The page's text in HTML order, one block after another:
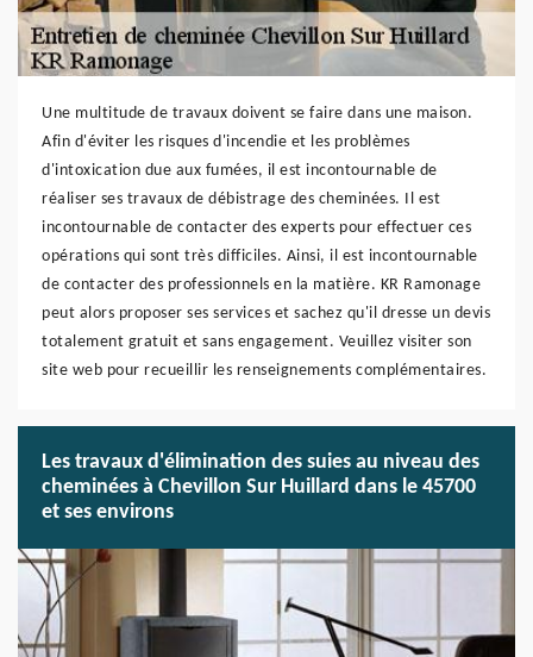
Une multitude de travaux doivent se faire dans une maison.
Afin d'éviter les risques d'incendie et les problèmes
d'intoxication due aux fumées, il est incontournable de
réaliser ses travaux de débistrage des cheminées. Il est
incontournable de contacter des experts pour effectuer ces
opérations qui sont très difficiles. Ainsi, il est incontournable
de contacter des professionnels en la matière. KR Ramonage
peut alors proposer ses services et sachez qu'il dresse un devis
totalement gratuit et sans engagement. Veuillez visiter son
site web pour recueillir les renseignements complémentaires.
Les travaux d'élimination des suies au niveau des
cheminées à Chevillon Sur Huillard dans le 45700
et ses environs